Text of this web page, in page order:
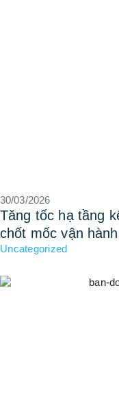
30/03/2026
Tăng tốc hạ tầng
chốt mốc vận
Uncategorized